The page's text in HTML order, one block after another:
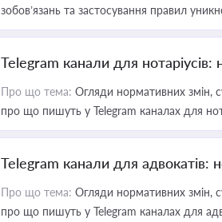
зобов’язань та застосування правил
Telegram канали для
Про що тема: Огляди нормативних змін,
про що пишуть у Telegram каналах для
Telegram канали для адвокатів:
Про що тема: Огляди нормативних змін,
про що пишуть у Telegram каналах для